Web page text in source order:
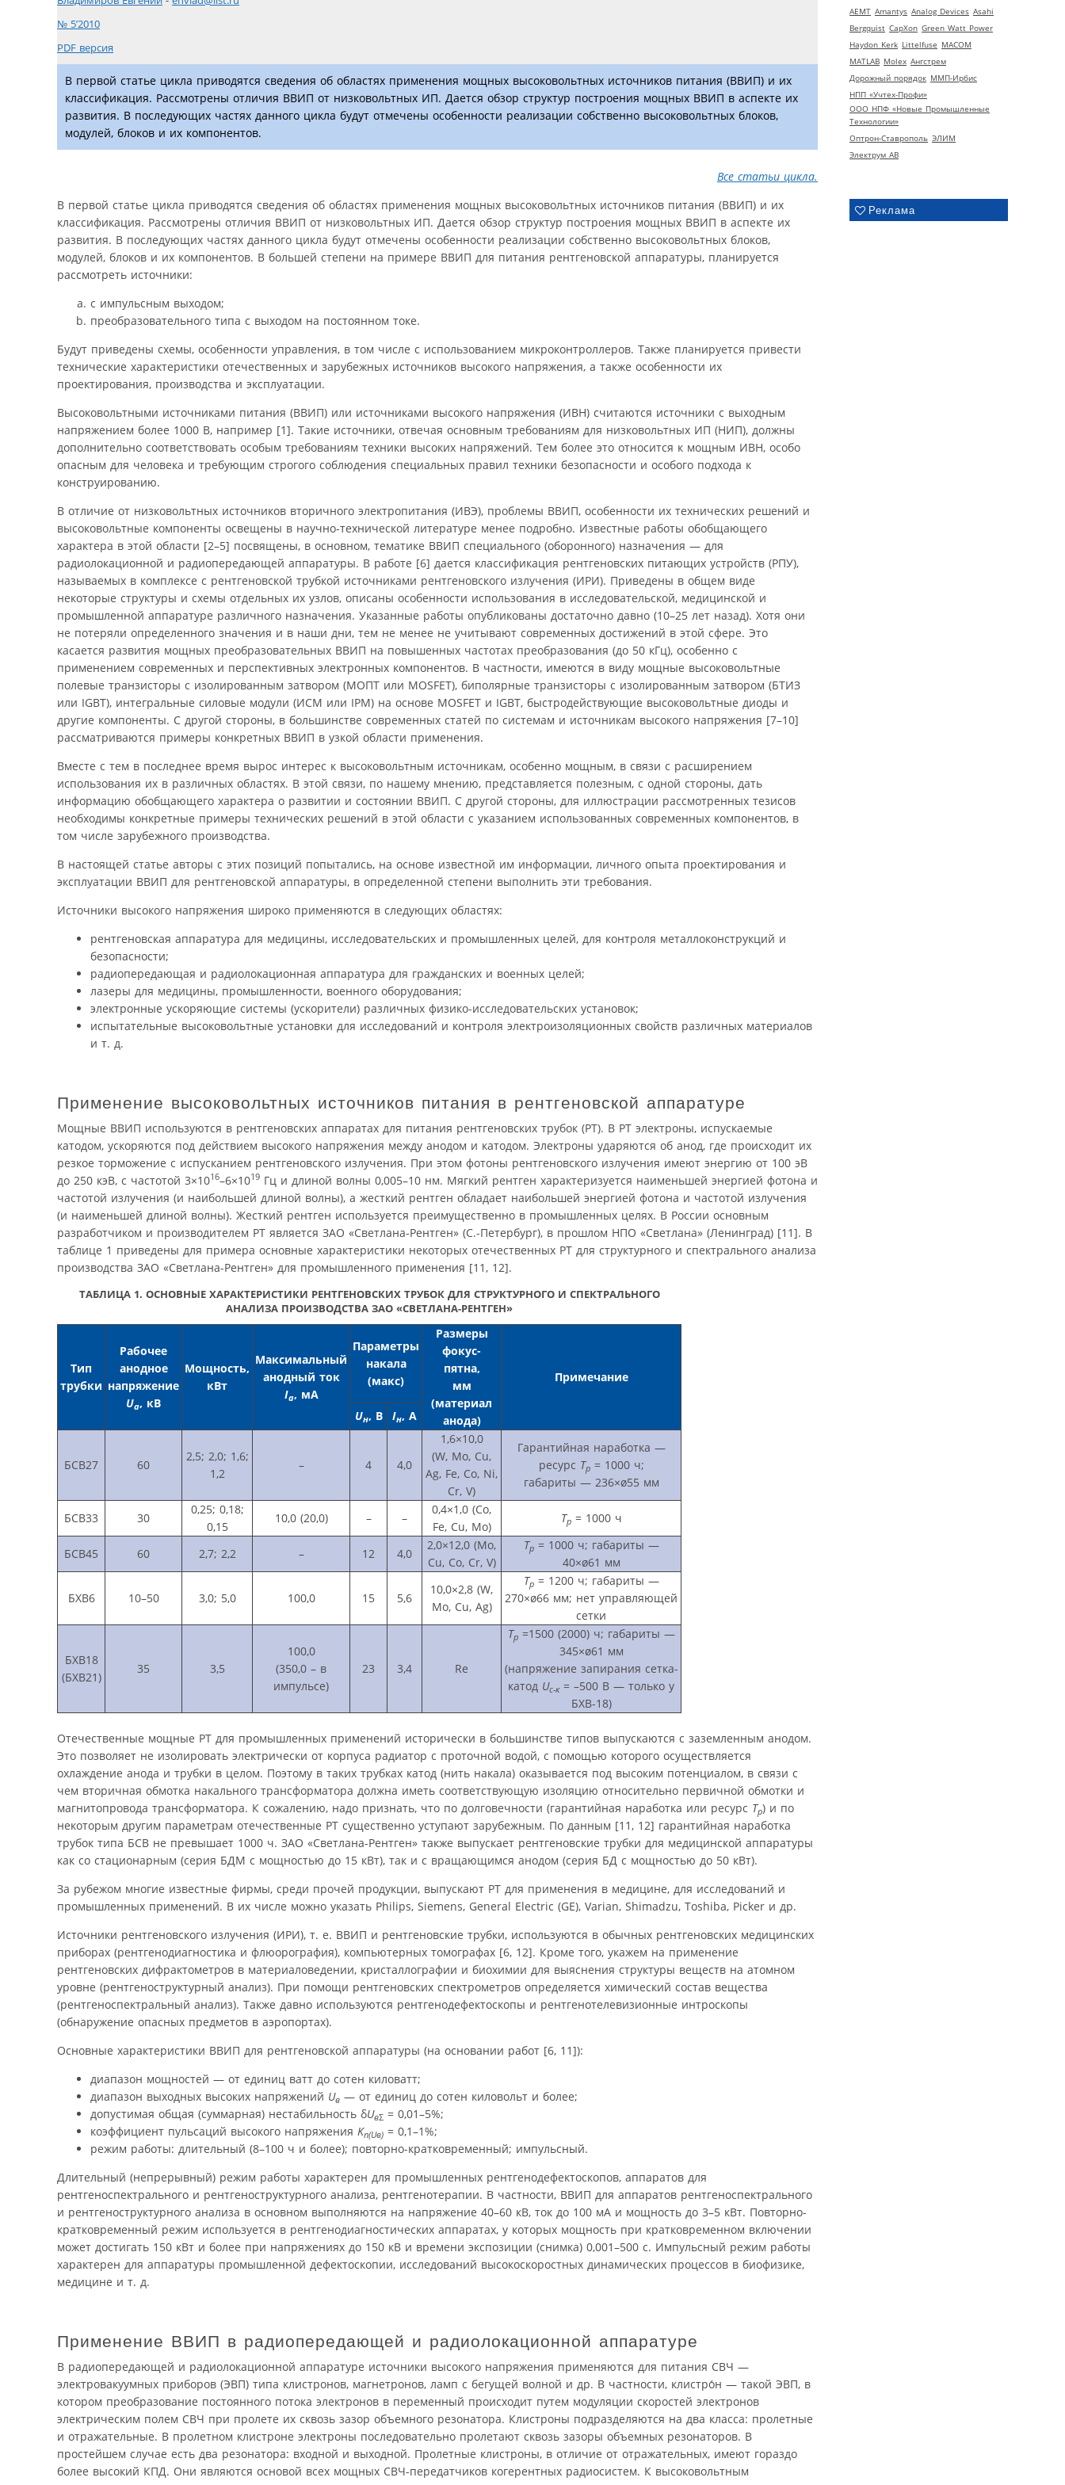
AEMT Amantys Analog Devices Asahi
Bergquist CapXon Green Watt Power
Haydon Kerk Littelfuse MACOM
MATLAB Molex Ангстрем
Дорожный порядок ММП-Ирбис
НПП «Учтех-Профи»
ООО НПФ «Новые Промышленные
Технологии»
Оптрон-Ставрополь ЭЛИМ
Электрум АВ
Реклама
№ 5’2010
PDF версия
В первой статье цикла приводятся сведения об областях применения мощных высоковольтных источников питания (ВВИП) и их
классификация. Рассмотрены отличия ВВИП от низковольтных ИП. Дается обзор структур построения мощных ВВИП в аспекте их
развития. В последующих частях данного цикла будут отмечены особенности реализации собственно высоковольтных блоков,
модулей, блоков и их компонентов.
Все статьи цикла.
В первой статье цикла приводятся сведения об областях применения мощных высоковольтных источников питания (ВВИП) и их
классификация. Рассмотрены отличия ВВИП от низковольтных ИП. Дается обзор структур построения мощных ВВИП в аспекте их
развития. В последующих частях данного цикла будут отмечены особенности реализации собственно высоковольтных блоков,
модулей, блоков и их компонентов. В большей степени на примере ВВИП для питания рентгеновской аппаратуры, планируется
рассмотреть источники:
с импульсным выходом;
преобразовательного типа с выходом на постоянном токе.
Будут приведены схемы, особенности управления, в том числе с использованием микроконтроллеров. Также планируется привести
технические характеристики отечественных и зарубежных источников высокого напряжения, а также особенности их
проектирования, производства и эксплуатации.
Высоковольтными источниками питания (ВВИП) или источниками высокого напряжения (ИВН) считаются источники с выходным
напряжением более 1000 В, например [1]. Такие источники, отвечая основным требованиям для низковольтных ИП (НИП), должны
дополнительно соответствовать особым требованиям техники высоких напряжений. Тем более это относится к мощным ИВН, особо
опасным для человека и требующим строгого соблюдения специальных правил техники безопасности и особого подхода к
конструированию.
В отличие от низковольтных источников вторичного электропитания (ИВЭ), проблемы ВВИП, особенности их технических решений и
высоковольтные компоненты освещены в научно-технической литературе менее подробно. Известные работы обобщающего
характера в этой области [2–5] посвящены, в основном, тематике ВВИП специального (оборонного) назначения — для
радиолокационной и радиопередающей аппаратуры. В работе [6] дается классификация рентгеновских питающих устройств (РПУ),
называемых в комплексе с рентгеновской трубкой источниками рентгеновского излучения (ИРИ). Приведены в общем виде
некоторые структуры и схемы отдельных их узлов, описаны особенности использования в исследовательской, медицинской и
промышленной аппаратуре различного назначения. Указанные работы опубликованы достаточно давно (10–25 лет назад). Хотя они
не потеряли определенного значения и в наши дни, тем не менее не учитывают современных достижений в этой сфере. Это
касается развития мощных преобразовательных ВВИП на повышенных частотах преобразования (до 50 кГц), особенно с
применением современных и перспективных электронных компонентов. В частности, имеются в виду мощные высоковольтные
полевые транзисторы с изолированным затвором (МОПТ или MOSFET), биполярные транзисторы с изолированным затвором (БТИЗ
или IGBT), интегральные силовые модули (ИСМ или IPM) на основе MOSFET и IGBT, быстродействующие высоковольтные диоды и
другие компоненты. С другой стороны, в большинстве современных статей по системам и источникам высокого напряжения [7–10]
рассматриваются примеры конкретных ВВИП в узкой области применения.
Вместе с тем в последнее время вырос интерес к высоковольтным источникам, особенно мощным, в связи с расширением
использования их в различных областях. В этой связи, по нашему мнению, представляется полезным, с одной стороны, дать
информацию обобщающего характера о развитии и состоянии ВВИП. С другой стороны, для иллюстрации рассмотренных тезисов
необходимы конкретные примеры технических решений в этой области с указанием использованных современных компонентов, в
том числе зарубежного производства.
В настоящей статье авторы с этих позиций попытались, на основе известной им информации, личного опыта проектирования и
эксплуатации ВВИП для рентгеновской аппаратуры, в определенной степени выполнить эти требования.
Источники высокого напряжения широко применяются в следующих областях:
рентгеновская аппаратура для медицины, исследовательских и промышленных целей, для контроля металлоконструкций и
безопасности;
радиопередающая и радиолокационная аппаратура для гражданских и военных целей;
лазеры для медицины, промышленности, военного оборудования;
электронные ускоряющие системы (ускорители) различных физико-исследовательских установок;
испытательные высоковольтные установки для исследований и контроля электроизоляционных свойств различных материалов
и т. д.
Применение высоковольтных источников питания в рентгеновской аппаратуре
Мощные ВВИП используются в рентгеновских аппаратах для питания рентгеновских трубок (РТ). В РТ электроны, испускаемые
катодом, ускоряются под действием высокого напряжения между анодом и катодом. Электроны ударяются об анод, где происходит их
резкое торможение с испусканием рентгеновского излучения. При этом фотоны рентгеновского излучения имеют энергию от 100 эВ
до 250 кэВ, с частотой 3×1016–6×1019 Гц и длиной волны 0,005–10 нм. Мягкий рентген характеризуется наименьшей энергией фотона и
частотой излучения (и наибольшей длиной волны), а жесткий рентген обладает наибольшей энергией фотона и частотой излучения
(и наименьшей длиной волны). Жесткий рентген используется преимущественно в промышленных целях. В России основным
разработчиком и производителем РТ является ЗАО «Светлана-Рентген» (С.-Петербург), в прошлом НПО «Светлана» (Ленинград) [11]. В
таблице 1 приведены для примера основные характеристики некоторых отечественных РТ для структурного и спектрального анализа
производства ЗАО «Светлана-Рентген» для промышленного применения [11, 12].
ТАБЛИЦА 1. ОСНОВНЫЕ ХАРАКТЕРИСТИКИ РЕНТГЕНОВСКИХ ТРУБОК ДЛЯ СТРУКТУРНОГО И СПЕКТРАЛЬНОГО
АНАЛИЗА ПРОИЗВОДСТВА ЗАО «СВЕТЛАНА-РЕНТГЕН»
Тип
трубки
Рабочее
анодное
напряжение
Uа, кВ
Мощность,
кВт
Максимальный
анодный ток
Iа, мА
Параметры
накала
(макс)
Размеры
фокус-
пятна,
мм
(материал
анода)
Примечание
Uн, В Iн, А
БСВ27 60
2,5; 2,0; 1,6;
1,2
– 4 4,0
1,6×10,0
(W, Mo, Cu,
Ag, Fe, Co, Ni,
Cr, V)
Гарантийная наработка —
ресурс Tр= 1000 ч;
габариты — 236×ø55 мм
БСВ33 30
0,25; 0,18;
0,15
10,0 (20,0) – –
0,4×1,0 (Co,
Fe, Cu, Mo)
Tр= 1000 ч
БСВ45 60 2,7; 2,2 – 12 4,0
2,0×12,0 (Mo,
Cu, Co, Cr, V)
Tр= 1000 ч; габариты —
40×ø61 мм
БХВ6 10–50 3,0; 5,0 100,0 15 5,6
10,0×2,8 (W,
Mo, Cu, Ag)
Tр= 1200 ч; габариты —
270×ø66 мм; нет управляющей
сетки
БХВ18
(БХВ21)
35 3,5
100,0
(350,0 – в
импульсе)
23 3,4 Re
Tр=1500 (2000) ч; габариты —
345×ø61 мм
(напряжение запирания сетка-
катод Uс-к= –500 В — только у
БХВ-18)
Отечественные мощные РТ для промышленных применений исторически в большинстве типов выпускаются с заземленным анодом.
Это позволяет не изолировать электрически от корпуса радиатор с проточной водой, с помощью которого осуществляется
охлаждение анода и трубки в целом. Поэтому в таких трубках катод (нить накала) оказывается под высоким потенциалом, в связи с
чем вторичная обмотка накального трансформатора должна иметь соответствующую изоляцию относительно первичной обмотки и
магнитопровода трансформатора. К сожалению, надо признать, что по долговечности (гарантийная наработка или ресурс Tр) и по
некоторым другим параметрам отечественные РТ существенно уступают зарубежным. По данным [11, 12] гарантийная наработка
трубок типа БСВ не превышает 1000 ч. ЗАО «Светлана-Рентген» также выпускает рентгеновские трубки для медицинской аппаратуры
как со стационарным (серия БДМ с мощностью до 15 кВт), так и с вращающимся анодом (серия БД с мощностью до 50 кВт).
За рубежом многие известные фирмы, среди прочей продукции, выпускают РТ для применения в медицине, для исследований и
промышленных применений. В их числе можно указать Philips, Siemens, General Electric (GE), Varian, Shimadzu, Toshiba, Picker и др.
Источники рентгеновского излучения (ИРИ), т. е. ВВИП и рентгеновские трубки, используются в обычных рентгеновских медицинских
приборах (рентгенодиагностика и флюорография), компьютерных томографах [6, 12]. Кроме того, укажем на применение
рентгеновских дифрактометров в материаловедении, кристаллографии и биохимии для выяснения структуры веществ на атомном
уровне (рентгеноструктурный анализ). При помощи рентгеновских спектрометров определяется химический состав вещества
(рентгеноспектральный анализ). Также давно используются рентгенодефектоскопы и рентгенотелевизионные интроскопы
(обнаружение опасных предметов в аэропортах).
Основные характеристики ВВИП для рентгеновской аппаратуры (на основании работ [6, 11]):
диапазон мощностей — от единиц ватт до сотен киловатт;
диапазон выходных высоких напряжений Uв — от единиц до сотен киловольт и более;
допустимая общая (суммарная) нестабильность δUвΣ = 0,01–5%;
коэффициент пульсаций высокого напряжения Kп(Uв) = 0,1–1%;
режим работы: длительный (8–100 ч и более); повторно-кратковременный; импульсный.
Длительный (непрерывный) режим работы характерен для промышленных рентгенодефектоскопов, аппаратов для
рентгеноспектрального и рентгеноструктурного анализа, рентгенотерапии. В частности, ВВИП для аппаратов рентгеноспектрального
и рентгеноструктурного анализа в основном выполняются на напряжение 40–60 кВ, ток до 100 мА и мощность до 3–5 кВт. Повторно-
кратковременный режим используется в рентгенодиагностических аппаратах, у которых мощность при кратковременном включении
может достигать 150 кВт и более при напряжениях до 150 кВ и времени экспозиции (снимка) 0,001–500 с. Импульсный режим работы
характерен для аппаратуры промышленной дефектоскопии, исследований высокоскоростных динамических процессов в биофизике,
медицине и т. д.
Применение ВВИП в радиопередающей и радиолокационной аппаратуре
В радиопередающей и радиолокационной аппаратуре источники высокого напряжения применяются для питания СВЧ —
электровакуумных приборов (ЭВП) типа клистронов, магнетронов, ламп с бегущей волной и др. В частности, клистро́н — такой ЭВП, в
котором преобразование постоянного потока электронов в переменный происходит путем модуляции скоростей электронов
электрическим полем СВЧ при пролете их сквозь зазор объемного резонатора. Клистроны подразделяются на два класса: пролетные
и отражательные. В пролетном клистроне электроны последовательно пролетают сквозь зазоры объемных резонаторов. В
простейшем случае есть два резонатора: входной и выходной. Пролетные клистроны, в отличие от отражательных, имеют гораздо
более высокий КПД. Они являются основой всех мощных СВЧ-передатчиков когерентных радиосистем. К высоковольтным